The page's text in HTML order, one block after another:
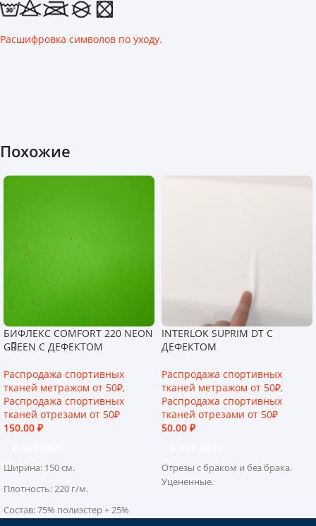
Расшифровка символов по уходу.
Похожие
БИФЛЕКС COMFORT 220 NEON
GREEN С ДЕФЕКТОМ
Распродажа спортивных
тканей метражом от 50₽,
Распродажа спортивных
тканей отрезами от 50₽
150.00 ₽
Ширина: 150 см.
Плотность: 220 г/м.
Состав: 75% полиэстер + 25%
INTERLOK SUPRIM DT C
ДЕФЕКТОМ
Распродажа спортивных
тканей метражом от 50₽,
Распродажа спортивных
тканей отрезами от 50₽
50.00 ₽
Отрезы с браком и без брака.
Уцененные.